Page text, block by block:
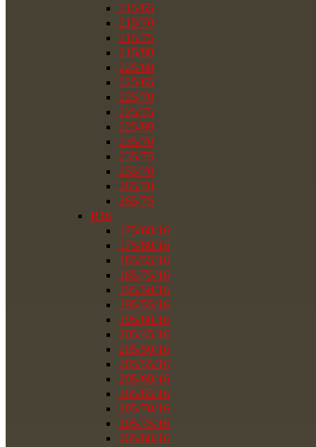
215/65
215/70
215/75
215/80
225/60
225/65
225/70
225/75
225/80
235/70
235/75
255/70
265/70
265/75
R16
175/60/16
175/80/16
185/55/16
185/75/16
195/50/16
195/55/16
195/60/16
205/45/16
205/50/16
205/55/16
205/60/16
205/65/16
205/70/16
205/75/16
205/80/16